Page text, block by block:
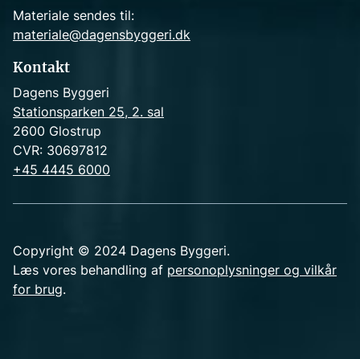
Materiale sendes til:
materiale@dagensbyggeri.dk
Kontakt
Dagens Byggeri
Stationsparken 25, 2. sal
2600 Glostrup
CVR: 30697812
+45 4445 6000
Copyright © 2024 Dagens Byggeri.
Læs vores behandling af personoplysninger og vilkår
for brug.